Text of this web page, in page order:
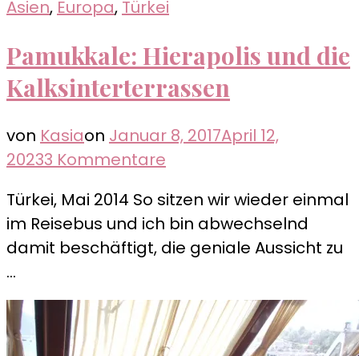
Asien, Europa, Türkei
Pamukkale: Hierapolis und die
Kalksinterterrassen
von Kasiaon Januar 8, 2017April 12,
20233 Kommentare
Hierapolis
und
die
Türkei, Mai 2014 So sitzen wir wieder einmal
im Reisebus und ich bin abwechselnd
damit beschäftigt, die geniale Aussicht zu
…